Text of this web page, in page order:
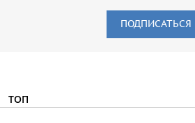
ПОДПИСАТЬСЯ
ТОП